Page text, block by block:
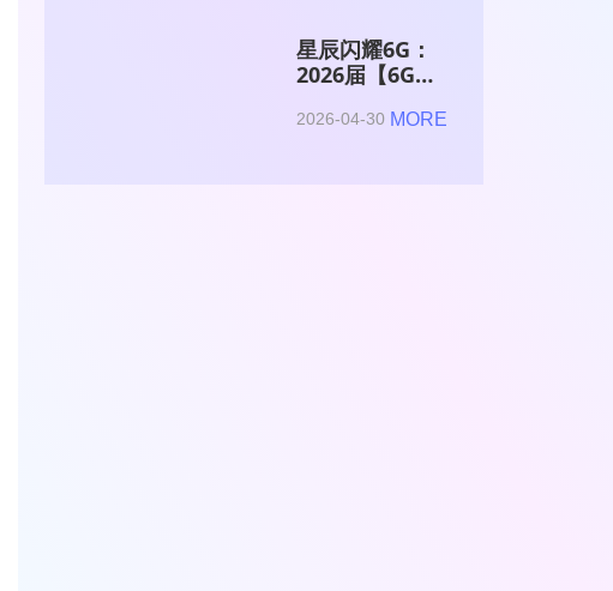
星辰闪耀6G：
2026届【6G星
与博士获颁证书
2026-04-30 MORE